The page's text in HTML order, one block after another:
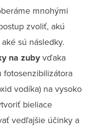
mnohými
zvoliť, akú
sú následky.
na zubyvďaka
vodíka) na vysoko
bieliace
vedľajšie účinky a